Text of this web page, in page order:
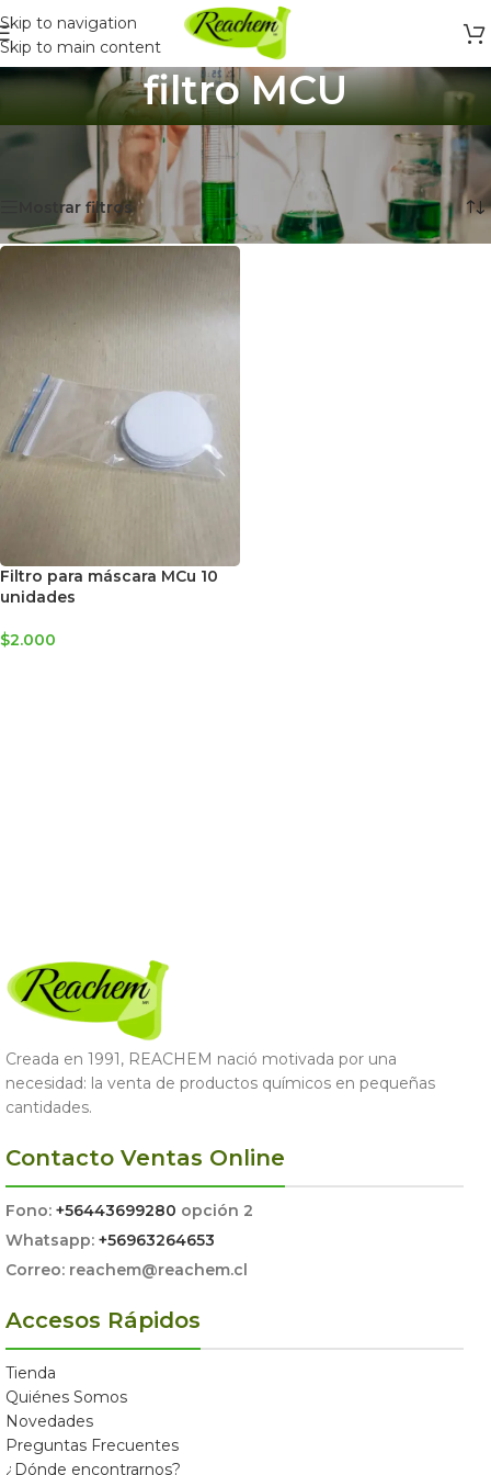
Skip to navigation
Skip to main content
filtro MCU
Inicio
Productos etiquetados “filtro MCU”
Mostrando el único resultado
Mostrar filtros
Filtro para máscara MCu 10
unidades
$2.000
Creada en 1991, REACHEM nació motivada por una
necesidad: la venta de productos químicos en pequeñas
cantidades.
Contacto Ventas Online
Fono: +56443699280 opción 2
Whatsapp: +56963264653
Correo: reachem@reachem.cl
Accesos Rápidos
Tienda
Quiénes Somos
Novedades
Preguntas Frecuentes
¿Dónde encontrarnos?